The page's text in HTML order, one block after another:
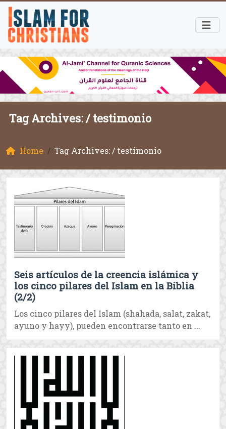
Tag Archives: /testimonio
Home Tag Archives: / testimonio
Seis artículos de la creencia islámica y
los cinco pilares del Islam en la Biblia
(2/2)
Los cinco pilares del Islam (shahada, salat, zakat,
ayuno y hayy), pueden encontrarse tanto en ...